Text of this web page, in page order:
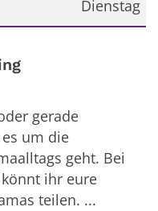
Dienstag
gerade
um die
geht. Bei
könnt ihr eure
teilen. ...